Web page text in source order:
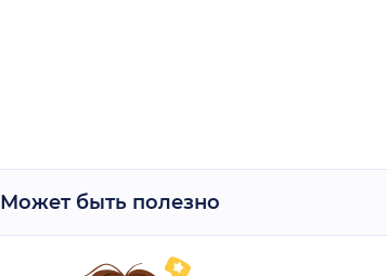
Может быть полезно